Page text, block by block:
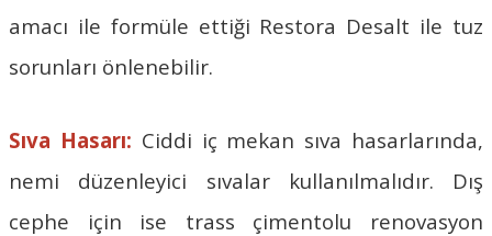
amacı ile formüle ettiği Restora Desalt ile tuz
sorunları önlenebilir.
Sıva Hasarı: Ciddi iç mekan sıva hasarlarında,
nemi düzenleyici sıvalar kullanılmalıdır. Dış
cephe için ise trass çimentolu renovasyon